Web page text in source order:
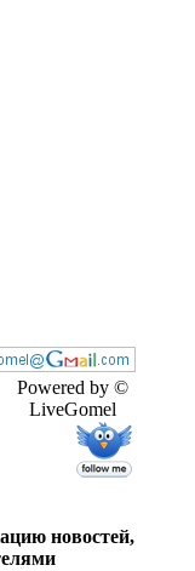
Powered by ©
LiveGomel
новостей,